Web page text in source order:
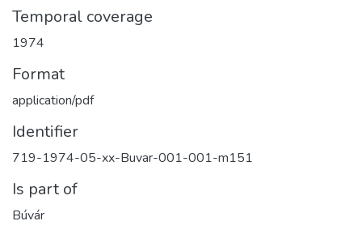
Temporal coverage
1974
Format
application/pdf
Identifier
719-1974-05-xx-Buvar-001-001-m151
Is part of
Búvár